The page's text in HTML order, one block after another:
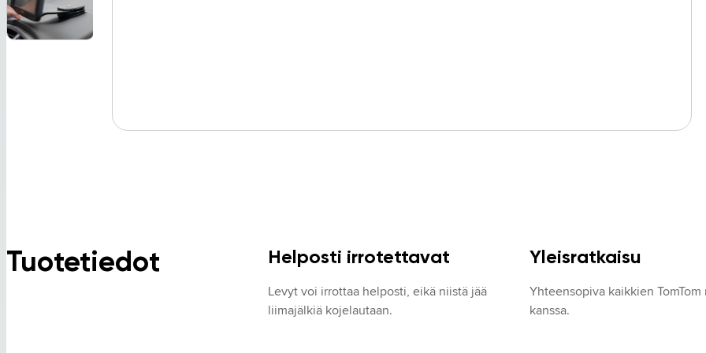
Tuotetiedot Helposti irrotettavat
Levyt voi irrottaa helposti, eikä niistä jää
liimajälkiä kojelautaan.
Yleisratkaisu
Yhteensopiva kaikkien
kanssa.